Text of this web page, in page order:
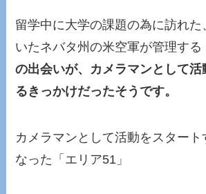
留学中に大学の課題の為に訪れた
いたネバタ州の米空軍が管理する
の出会いが、カメラマンとして
るきっかけだったそうです。
カメラマンとして活動をスター
なった「エリア51」